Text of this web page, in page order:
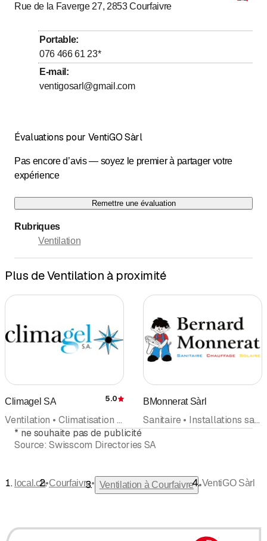
Rue de la Faverge 27, 2853 Courfaivre
Portable:
076 466 61 23*
E-mail :
ventigosarl@gmail.com
Évaluations pour VentiGO Sàrl
Pas encore d’avis — soyez le premier à partager votre
expérience
Remettre une évaluation
Rubriques
Ventilation
Plus de Ventilation à proximité
Climagel SA Évaluation
5.0
Ventilation • Climatisation • Technique de réfrigération • Pompes à chaleur • Maintenance
BMonnerat Sàrl
Sanitaire • Installations sanitaires • Chauffages • Pompes à chaleur • Dépannage • Ventilation
*ne souhaite pas de publicité
Source: Swisscom Directories SA
local.ch•Courfaivre• Ventilation à Courfaivre •VentiGO Sàrl